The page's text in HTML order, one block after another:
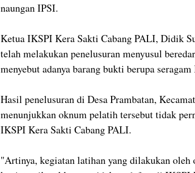
naungan IPSI.
Ketua IKSPI Kera Sakti Cabang PALI, Didik
telah melakukan penelusuran menyusul
menyebut adanya barang bukti berupa
Hasil penelusuran di Desa Prambatan,
menunjukkan oknum pelatih tersebut tidak
IKSPI Kera Sakti Cabang PALI.
"Artinya, kegiatan latihan yang dilakukan oleh